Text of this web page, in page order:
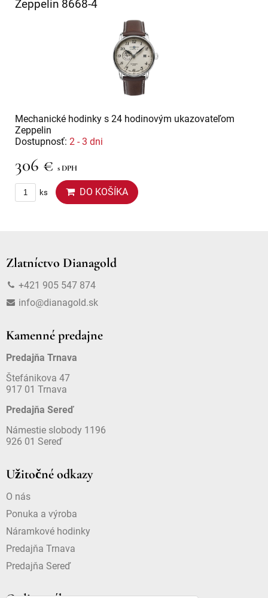
Zeppelin 8668-4
Mechanické hodinky s 24 hodinovým ukazovateľom
Zeppelin
Dostupnosť: 2 - 3 dni
306 € s DPH
ks DO KOŠÍKA
Zlatníctvo Dianagold
+421 905 547 874
info@dianagold.sk
Kamenné predajne
Predajňa Trnava
Štefánikova 47
917 01 Trnava
Predajňa Sereď
Námestie slobody 1196
926 01 Sereď
Užitočné odkazy
O nás
Ponuka a výroba
Náramkové hodinky
Predajňa Trnava
Predajňa Sereď